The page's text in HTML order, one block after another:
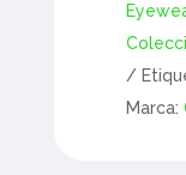
Marca: